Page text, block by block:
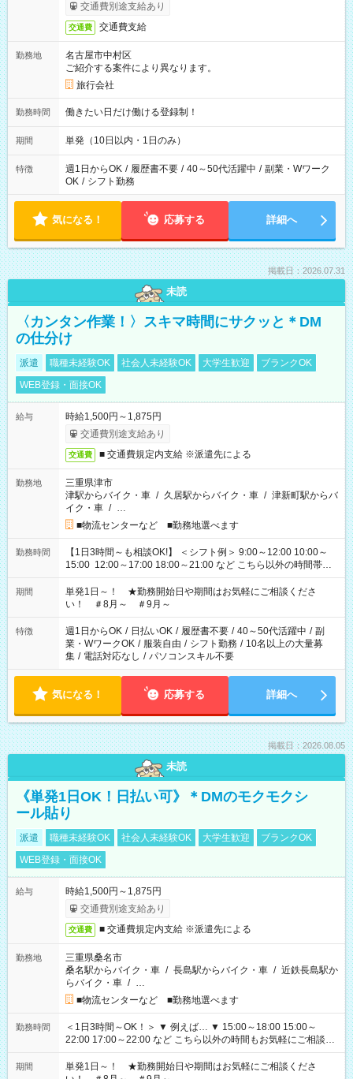
交通費別途支給あり
交通費 交通費支給
勤務地
名古屋市中村区
ご紹介する案件により異なります。
旅行会社
勤務時間 働きたい日だけ働ける登録制！
期間 単発（10日以内・1日のみ）
特徴 週1日からOK / 履歴書不要 / 40～50代活躍中 / 副業・Wワーク
OK / シフト勤務
気になる！ 応募する 詳細へ
掲載日：2026.07.31
未読
〈カンタン作業！〉スキマ時間にサクッと＊DM
の仕分け
派遣 職種未経験OK 社会人未経験OK 大学生歓迎
ブランクOK
WEB登録・面接OK
給与
時給1,500円～1,875円
交通費別途支給あり
交通費 ■ 交通費規定内支給 ※派遣先による
勤務地
三重県津市
津駅からバイク・車 / 久居駅からバイク・車 / 津新町駅からバ
イク・車 / …
■物流センターなど ■勤務地選べます
勤務時間
【1日3時間～も相談OK!】 ＜シフト例＞ 9:00～12:00 10:00～
15:00 12:00～17:00 18:00～21:00 など こちら以外の時間帯も
お気軽にご相談ください！
期間
単発1日～！ ★勤務開始日や期間はお気軽にご相談くださ
い！ ＃8月～ ＃9月～
特徴 週1日からOK / 日払いOK / 履歴書不要 / 40～50代活躍中 / 副
業・WワークOK / 服装自由 / シフト勤務 / 10名以上の大量募
集 / 電話対応なし / パソコンスキル不要
気になる！ 応募する 詳細へ
掲載日：2026.08.05
未読
《単発1日OK！日払い可》＊DMのモクモクシ
ール貼り
派遣 職種未経験OK 社会人未経験OK 大学生歓迎
ブランクOK
WEB登録・面接OK
給与
時給1,500円～1,875円
交通費別途支給あり
交通費 ■ 交通費規定内支給 ※派遣先による
勤務地
三重県桑名市
桑名駅からバイク・車 / 長島駅からバイク・車 / 近鉄長島駅か
らバイク・車 / …
■物流センターなど ■勤務地選べます
勤務時間
＜1日3時間～OK！＞ ▼ 例えば… ▼ 15:00～18:00 15:00～
22:00 17:00～22:00 など こちら以外の時間もお気軽にご相談く
ださい！
期間
単発1日～！ ★勤務開始日や期間はお気軽にご相談くださ